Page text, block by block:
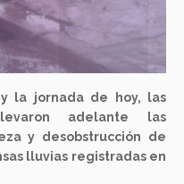
la jornada de hoy, las
adelante las
y desobstrucción de
lluvias registradas en